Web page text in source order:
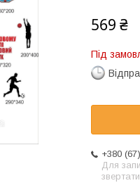
569 ₴
Під
+380
Для